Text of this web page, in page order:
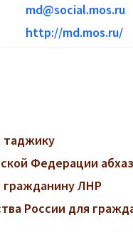
md@social.mos.ru
http://md.mos.ru/
таджику
Федерации
гражданину ЛНР
России для